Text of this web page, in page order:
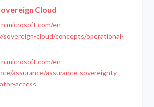
Cloud
en-
sovereign-cloud/concepts/operational-
en-
assurance/assurance-sovereignty-
access